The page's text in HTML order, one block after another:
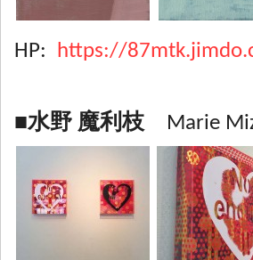
HP: https://
■水野 魔利枝Marie